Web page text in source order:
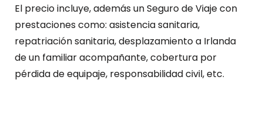
El precio incluye, además un Seguro de Viaje con
prestaciones como: asistencia sanitaria,
repatriación sanitaria, desplazamiento a Irlanda
de un familiar acompañante, cobertura por
pérdida de equipaje, responsabilidad civil, etc.